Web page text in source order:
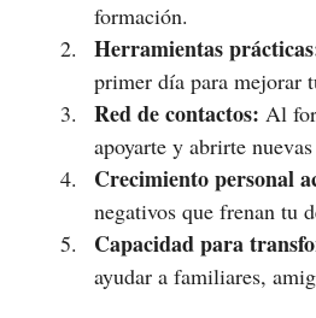
formación.
Herramientas
primer día para mejorar
Red de contactos: Al
apoyarte y abrirte
Crecimiento personal
negativos que frenan tu
Capacidad para
ayudar a familiares,